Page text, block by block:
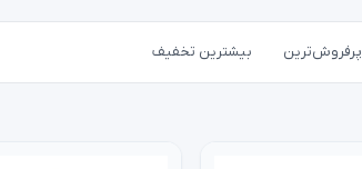
پرفروش‌ترین بیشترین تخفیف